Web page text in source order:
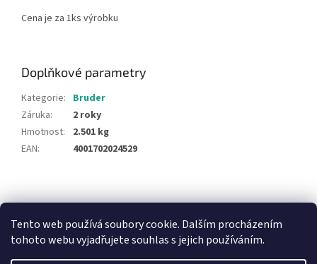
Tento web používá soubory cookie. Dalším procházením
tohoto webu vyjadřujete souhlas s jejich používáním.
Cena je za 1ks výrobku
Doplňkové parametry
Kategorie: Bruder
Záruka:
2 roky
Hmotnost:
2.501 kg
EAN: 4001702024529
á